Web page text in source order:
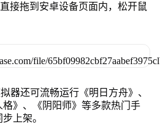
直接拖到安卓设备页面内，松开鼠
器还可流畅运行《明日方舟》、
格》、《阴阳师》等多款热门手
上架。